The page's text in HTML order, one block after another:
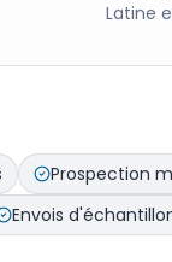
Latine
Prospection
Envois